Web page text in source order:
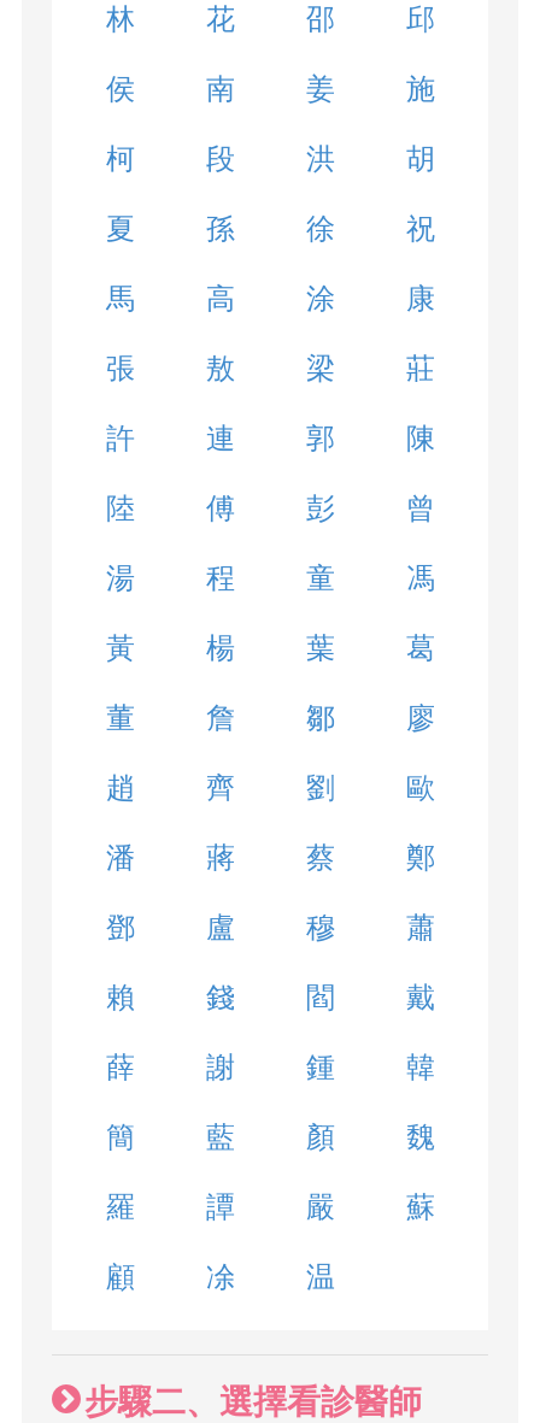
林 花 邵 邱
侯 南 姜 施
柯 段 洪 胡
夏 孫 徐 祝
馬 高 涂 康
張 敖 梁 莊
許 連 郭 陳
陸 傅 彭 曾
湯 程 童 馮
黃 楊 葉 葛
董 詹 鄒 廖
趙 齊 劉 歐
潘 蔣 蔡 鄭
鄧 盧 穆 蕭
賴 錢 閻 戴
薛 謝 鍾 韓
簡 藍 顏 魏
羅 譚 嚴 蘇
顧 凃 温
步驟二、選擇看診醫師